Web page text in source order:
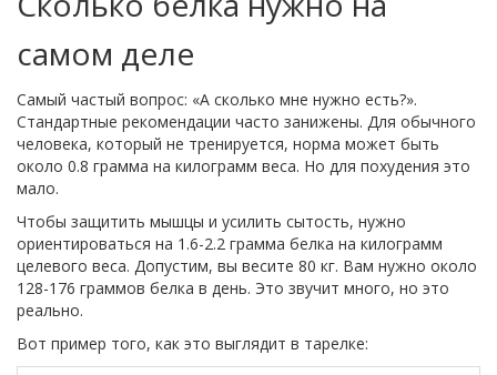
самом деле
Самый частый вопрос: «А сколько мне нужно есть?».
Стандартные рекомендации часто занижены. Для обычного
человека, который не тренируется, норма может быть
около 0.8 грамма на килограмм веса. Но для похудения это
мало.
Чтобы защитить мышцы и усилить сытость, нужно
ориентироваться на 1.6-2.2 грамма белка на килограмм
целевого веса. Допустим, вы весите 80 кг. Вам нужно около
128-176 граммов белка в день. Это звучит много, но это
реально.
Вот пример того, как это выглядит в тарелке: